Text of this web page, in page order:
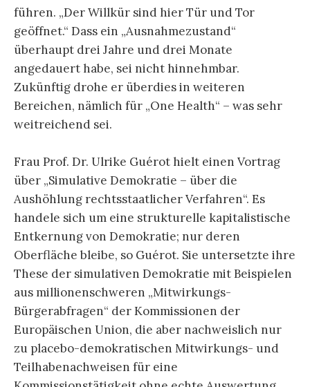
führen. „Der Willkür sind hier Tür und Tor
geöffnet.“ Dass ein „Ausnahmezustand“
überhaupt drei Jahre und drei Monate
angedauert habe, sei nicht hinnehmbar.
Zukünftig drohe er überdies in weiteren
Bereichen, nämlich für „One Health“ – was sehr
weitreichend sei.
Frau Prof. Dr. Ulrike Guérot hielt einen Vortrag
über „Simulative Demokratie – über die
Aushöhlung rechtsstaatlicher Verfahren“. Es
handele sich um eine strukturelle kapitalistische
Entkernung von Demokratie; nur deren
Oberfläche bleibe, so Guérot. Sie untersetzte ihre
These der simulativen Demokratie mit Beispielen
aus millionenschweren „Mitwirkungs-
Bürgerabfragen“ der Kommissionen der
Europäischen Union, die aber nachweislich nur
zu placebo-demokratischen Mitwirkungs- und
Teilhabenachweisen für eine